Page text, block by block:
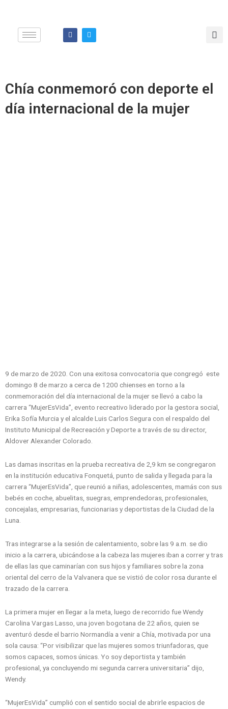
contenido
F
a
c
T
w
i
Chía conmemoró con deporte el
día internacional de la mujer
9 de marzo de 2020. Con una exitosa convocatoria que congregó este
domingo 8 de marzo a cerca de 1200 chienses en torno a la
conmemoración del día internacional de la mujer se llevó a cabo la
carrera “MujerEsVida”, evento recreativo liderado por la gestora social,
Erika Sofía Murcia y el alcalde Luis Carlos Segura con el respaldo del
Instituto Municipal de Recreación y Deporte a través de su director,
Aldover Alexander Colorado.
Las damas inscritas en la prueba recreativa de 2,9 km se congregaron
en la institución educativa Fonquetá, punto de salida y llegada para la
carrera “MujerEsVida”, que reunió a niñas, adolescentes, mamás con sus
bebés en coche, abuelitas, suegras, emprendedoras, profesionales,
concejalas, empresarias, funcionarias y deportistas de la Ciudad de la
Luna.
Tras integrarse a la sesión de calentamiento, sobre las 9 a.m. se dio
inicio a la carrera, ubicándose a la cabeza las mujeres iban a correr y tras
de ellas las que caminarían con sus hijos y familiares sobre la zona
oriental del cerro de la Valvanera que se vistió de color rosa durante el
trazado de la carrera.
La primera mujer en llegar a la meta, luego de recorrido fue Wendy
Carolina Vargas Lasso, una joven bogotana de 22 años, quien se
aventuró desde el barrio Normandía a venir a Chía, motivada por una
sola causa: “Por visibilizar que las mujeres somos triunfadoras, que
somos capaces, somos únicas. Yo soy deportista y también
profesional, ya concluyendo mi segunda carrera universitaria” dijo,
Wendy.
“MujerEsVida” cumplió con el sentido social de abrirle espacios de